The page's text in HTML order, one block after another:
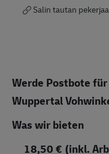
Salin tautan
Werde Postbote
Wuppertal
Was wir bieten
18,50 € (inkl.